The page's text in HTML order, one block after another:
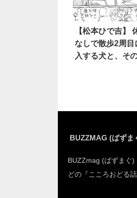
【松本ひで吉】
なしで散歩2周目
入する犬と、そ
BUZZMAG (ばず
BUZZmag (ばずまぐ)
どの『こころおどる